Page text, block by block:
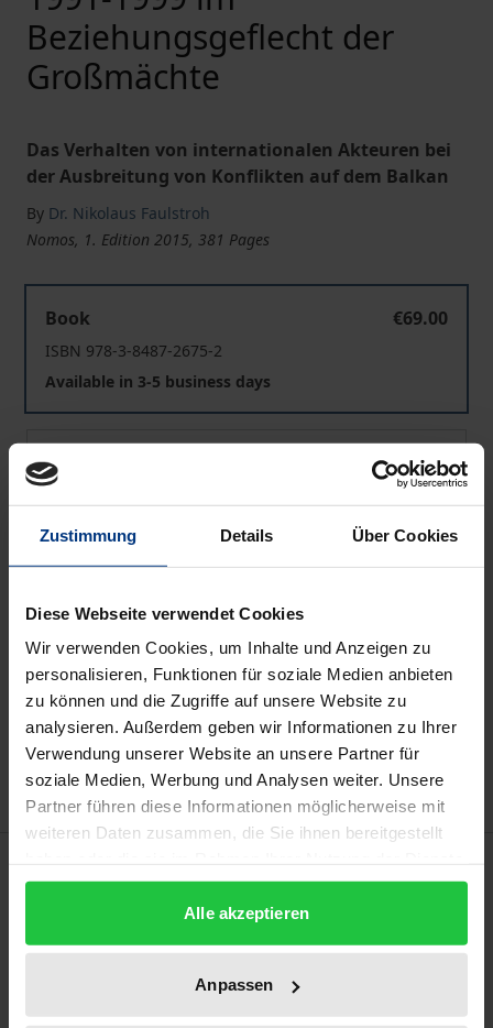
Zustimmung Details Über Cookies
Diese Webseite verwendet Cookies
Wir verwenden Cookies, um Inhalte und Anzeigen zu
personalisieren, Funktionen für soziale Medien anbieten
zu können und die Zugriffe auf unsere Website zu
analysieren. Außerdem geben wir Informationen zu Ihrer
Verwendung unserer Website an unsere Partner für
soziale Medien, Werbung und Analysen weiter. Unsere
Partner führen diese Informationen möglicherweise mit
weiteren Daten zusammen, die Sie ihnen bereitgestellt
gesammelt haben.
Alle akzeptieren
Anpassen
Beziehungsgeflecht der
Großmächte
Das Verhalten von internationalen Akteuren bei
der Ausbreitung von Konflikten auf dem Balkan
By Dr. Nikolaus Faulstroh
Nomos, 1. Edition 2015, 381 Pages
Book
€69.00
ISBN 978-3-8487-2675-2
Available in 3-5 business days
Die Balkankrisen von 1908-1914 und die
eBook
€69.00
ISBN 978-3-8452-7013-5
Available
may vary at checkout.
Add to Cart
Add to Wish List
Delivery cost notice
In today's Europe, 70 years after the end of World
War II, armed conflicts are still sad reality. But what
causes and how should we respond so that this
development can be prevented? The numerous